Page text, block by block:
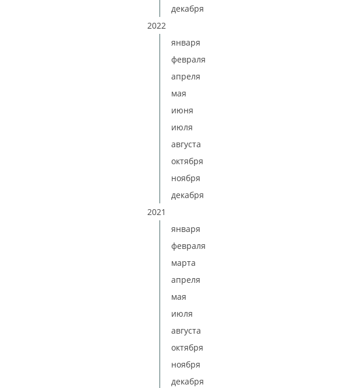
декабря
2022
января
февраля
апреля
мая
июня
июля
августа
октября
ноября
декабря
2021
января
февраля
марта
апреля
мая
июля
августа
октября
ноября
декабря